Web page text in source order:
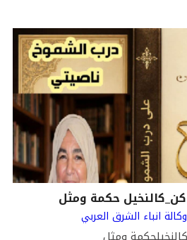
وكالة انباء الشرق العربي